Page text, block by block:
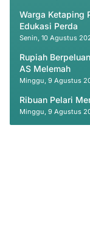
Warga Ketaping
Edukasi Perda
Senin, 10 Agustus
Rupiah
AS Melemah
Minggu, 9 Agustus
Ribuan Pelari
Minggu, 9 Agustus